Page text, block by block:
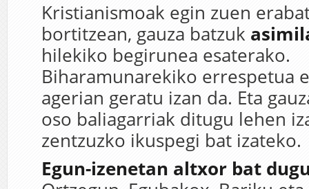
Kristianismoak egin zuen
bortitzean, gauza batzuk
hilekiko begirunea esaterako.
Biharamunarekiko errespetua
agerian geratu izan da. Eta
oso baliagarriak ditugu lehen
zentzuzko ikuspegi bat izateko.
Egun-izenetan altxor bat